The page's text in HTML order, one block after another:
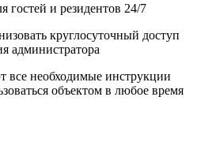
гостей и резидентов 24/7
круглосуточный доступ
администратора
все необходимые инструкции
объектом в любое время